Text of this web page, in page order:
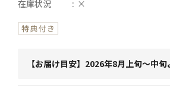
在庫状況 ×
【お届け目安】2026年8月上旬～中